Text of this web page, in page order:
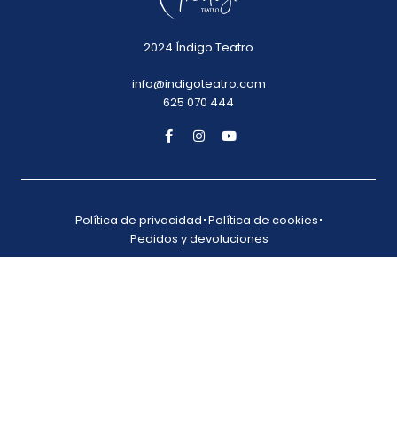
2024 Índigo Teatro
info@indigoteatro.com
625 070 444
Política de privacidad Política de cookies
Pedidos y devoluciones